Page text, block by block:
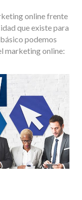
online frente
que existe para
podemos
marketing online: